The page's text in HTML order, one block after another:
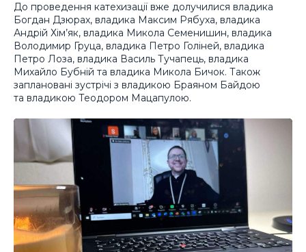
До проведення катехизації вже долучилися владика
Богдан Дзюрах, владика Максим Рябуха, владика
Андрій Хім’як, владика Микола Семенишин, владика
Володимир Груца, владика Петро Голіней, владика
Петро Лоза, владика Василь Тучапець, владика
Михайло Бубній та владика Микола Бичок. Також
заплановані зустрічі з владикою Браяном Байдою
та владикою Теодором Мацапулою.